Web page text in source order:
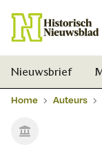
Nieuwsbrief
Home Auteurs